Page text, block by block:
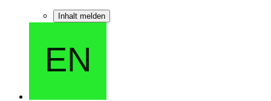
Inhalt melden